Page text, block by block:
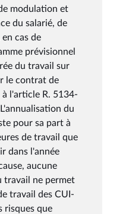
modulation et
du salarié, de
cas de
prévisionnel
du travail sur
le contrat de
l'article R. 5134-
du
pour sa part à
de travail que
dans l'année
aucune
travail ne permet
travail des CUI-
risques que